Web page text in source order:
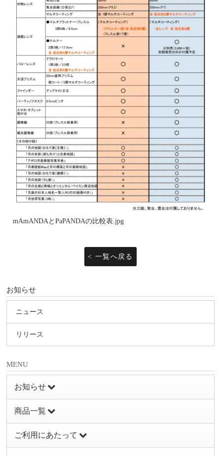
mAmANDAとPaPANDAの比較表.jpg
< 一覧へ戻る
お知らせ
ニュース
リリース
MENU
お知らせ
商品一覧
ご利用にあたって